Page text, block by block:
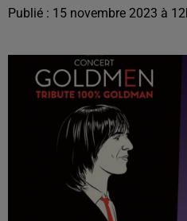
Publié : 15 novembre 2023 à